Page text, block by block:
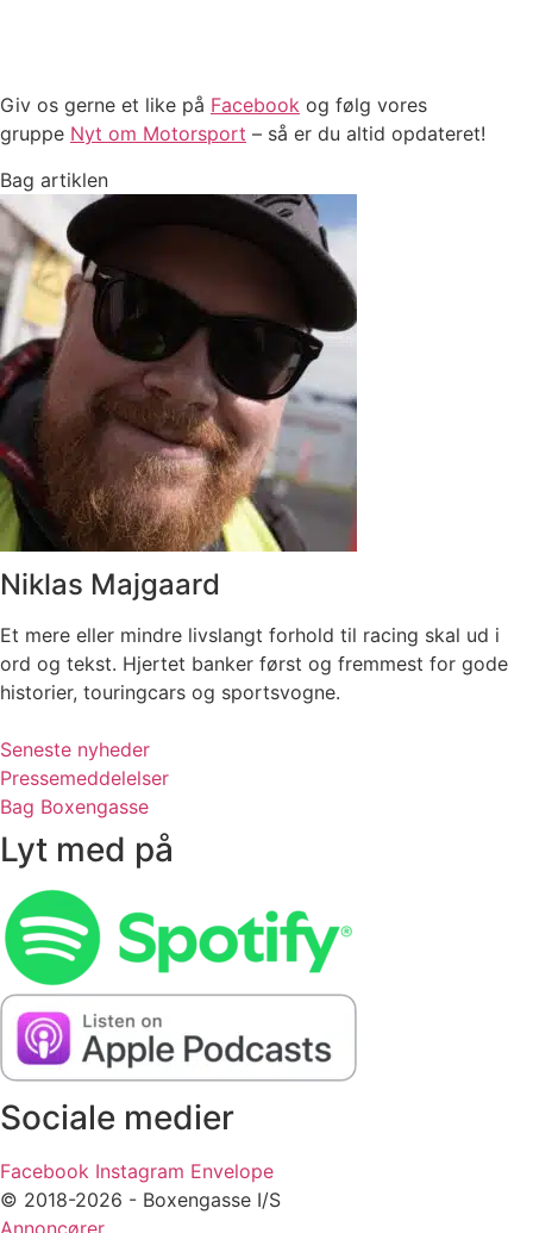
Giv os gerne et like på Facebook og følg vores
gruppe Nyt om Motorsport – så er du altid opdateret!
Bag artiklen
Niklas Majgaard
Et mere eller mindre livslangt forhold til racing skal ud i
ord og tekst. Hjertet banker først og fremmest for gode
historier, touringcars og sportsvogne.
Seneste nyheder
Pressemeddelelser
Bag Boxengasse
Lyt med på
Sociale medier
Facebook Instagram Envelope
© 2018-2026 - Boxengasse I/S
Annoncører